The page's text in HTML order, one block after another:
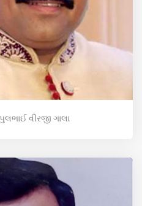
વીરજી ગાલા